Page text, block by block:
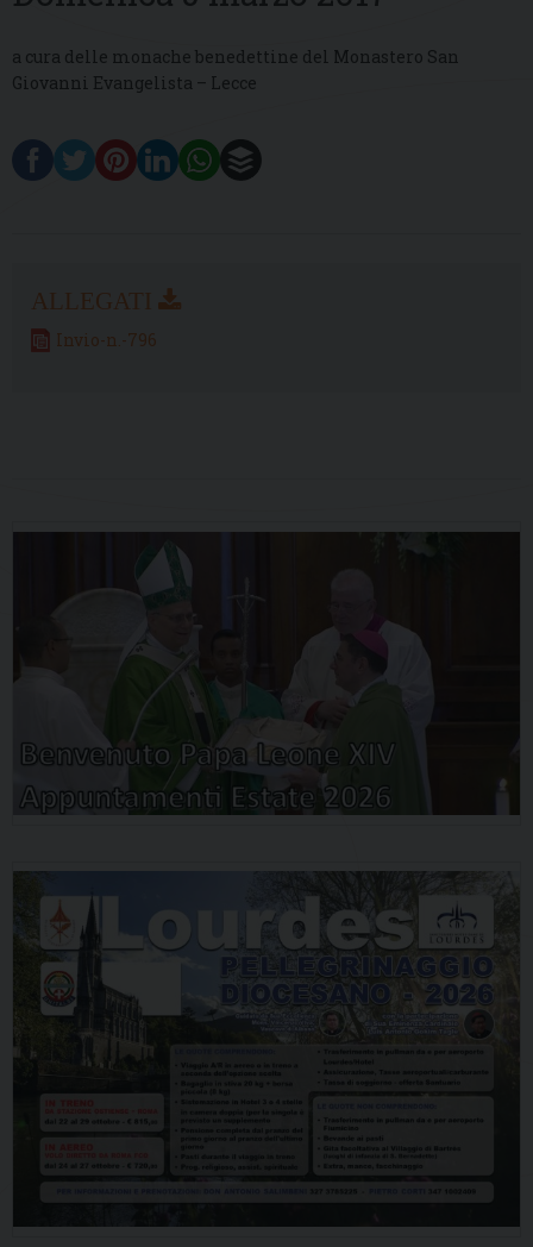
a cura delle monache benedettine del Monastero San
Giovanni Evangelista – Lecce
Invio-n.-796